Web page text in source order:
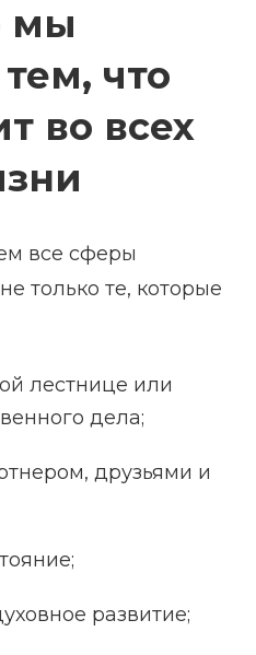
мы
что
во всех
все сферы
только те, которые
лестнице или
дела;
друзьями и
развитие;